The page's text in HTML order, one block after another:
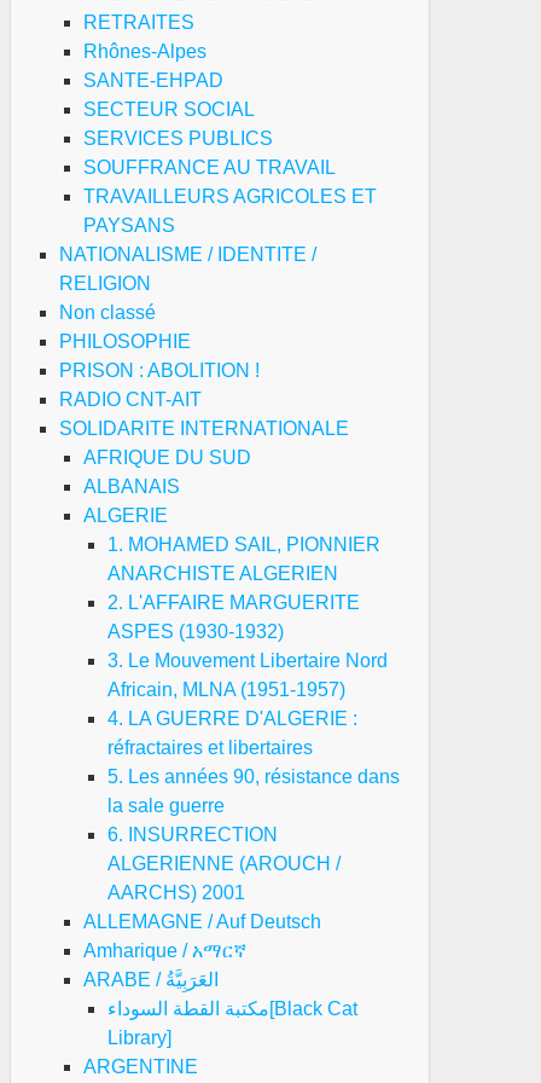
RETRAITES
Rhônes-Alpes
SANTE-EHPAD
SECTEUR SOCIAL
SERVICES PUBLICS
SOUFFRANCE AU TRAVAIL
TRAVAILLEURS AGRICOLES ET
PAYSANS
NATIONALISME / IDENTITE /
RELIGION
Non classé
PHILOSOPHIE
PRISON : ABOLITION !
RADIO CNT-AIT
SOLIDARITE INTERNATIONALE
AFRIQUE DU SUD
ALBANAIS
ALGERIE
1. MOHAMED SAIL, PIONNIER
ANARCHISTE ALGERIEN
2. L'AFFAIRE MARGUERITE
ASPES (1930-1932)
3. Le Mouvement Libertaire Nord
Africain, MLNA (1951-1957)
4. LA GUERRE D'ALGERIE :
réfractaires et libertaires
5. Les années 90, résistance dans
la sale guerre
6. INSURRECTION
ALGERIENNE (AROUCH /
AARCHS) 2001
ALLEMAGNE / Auf Deutsch
Amharique / አማርኛ
ARABE / العَرَبِيَّةُ
مكتبة القطة السوداء[Black Cat
Library]
ARGENTINE